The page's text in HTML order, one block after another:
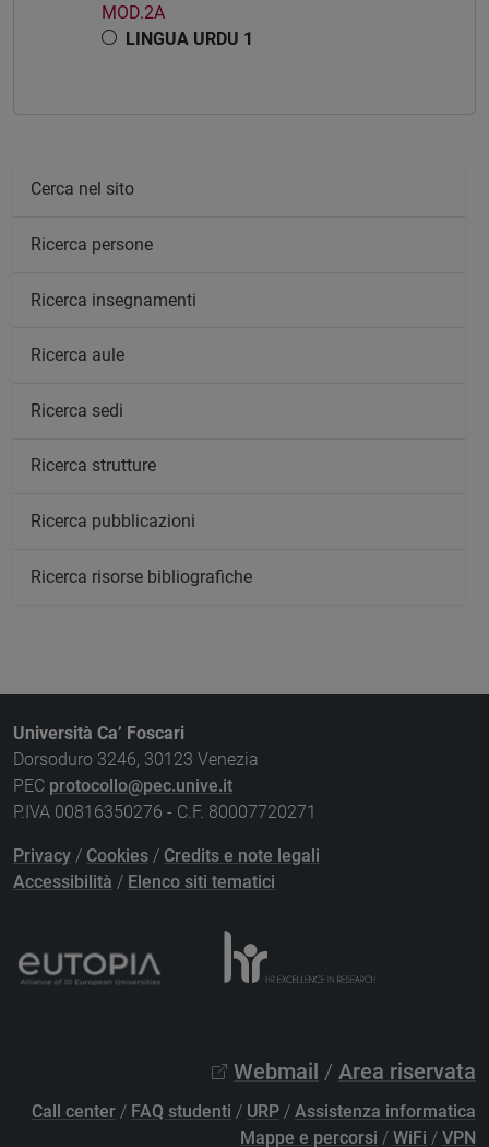
MOD.2A
LINGUA URDU 1
Cerca nel sito
Ricerca persone
Ricerca insegnamenti
Ricerca aule
Ricerca sedi
Ricerca strutture
Ricerca pubblicazioni
Ricerca risorse bibliografiche
Università Ca’ Foscari
Dorsoduro 3246, 30123 Venezia
PEC protocollo@pec.unive.it
P.IVA 00816350276 - C.F. 80007720271
Privacy / Cookies / Credits e note legali
Accessibilità / Elenco siti tematici
Webmail / Area riservata
Call center / FAQ studenti / URP / Assistenza informatica
Mappe e percorsi / WiFi / VPN